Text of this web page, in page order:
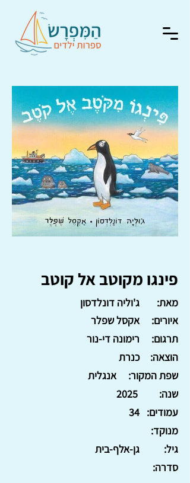
פינגו מקוטב אל קוטב
ג'וליה דונלדסון
מאת:
אקסל שפלר
איורים:
רימונה די-נור
תרגום:
כנרת
הוצאה:
אנגלית
שפת המקור:
2025
שנה:
34 עמודים:
מנוקד:
גן-אלף-בית
גיל:
סדרה: